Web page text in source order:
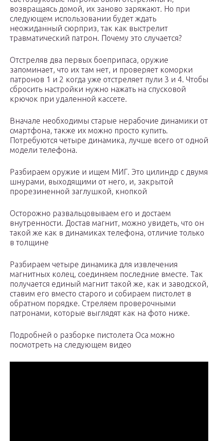
возвращаясь домой, их заново заряжают. Но при
следующем использовании будет ждать
неожиданный сюрприз, так как выстрелит
травматический патрон. Почему это случается?
Отстреляв два первых боеприпаса, оружие
запоминает, что их там нет, и проверяет коморки
патронов 1 и 2 когда уже отстреляет пули 3 и 4. Чтобы
сбросить настройки нужно нажать на спусковой
крючок при удаленной кассете.
Вначале необходимы старые нерабочие динамики от
смартфона, также их можно просто купить.
Потребуются четыре динамика, лучше всего от одной
модели телефона.
Разбираем оружие и ищем МИГ. Это цилиндр с двумя
шнурами, выходящими от него, и, закрытой
прорезиненной заглушкой, кнопкой
Осторожно развальцовываем его и достаем
внутренности. Достав магнит, можно увидеть, что он
такой же как в динамиках телефона, отличие только
в толщине
Разбираем четыре динамика для извлечения
магнитных колец, соединяем последние вместе. Так
получается единый магнит такой же, как и заводской,
ставим его вместо старого и собираем пистолет в
обратном порядке. Стреляем проверочными
патронами, которые выглядят как на фото ниже.
Подробней о разборке пистолета Оса можно
посмотреть на следующем видео